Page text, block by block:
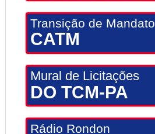
Transição de Mandato
CATM
Mural de Licitações
DO TCM-PA
Rádio Rondon